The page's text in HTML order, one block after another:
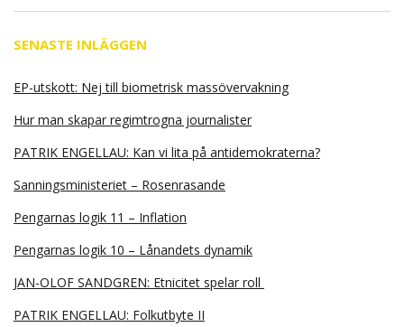
SENASTE INLÄGGEN
EP-utskott: Nej till biometrisk massövervakning
Hur man skapar regimtrogna journalister
PATRIK ENGELLAU: Kan vi lita på antidemokraterna?
Sanningsministeriet – Rosenrasande
Pengarnas logik 11 – Inflation
Pengarnas logik 10 – Lånandets dynamik
JAN-OLOF SANDGREN: Etnicitet spelar roll
PATRIK ENGELLAU: Folkutbyte II